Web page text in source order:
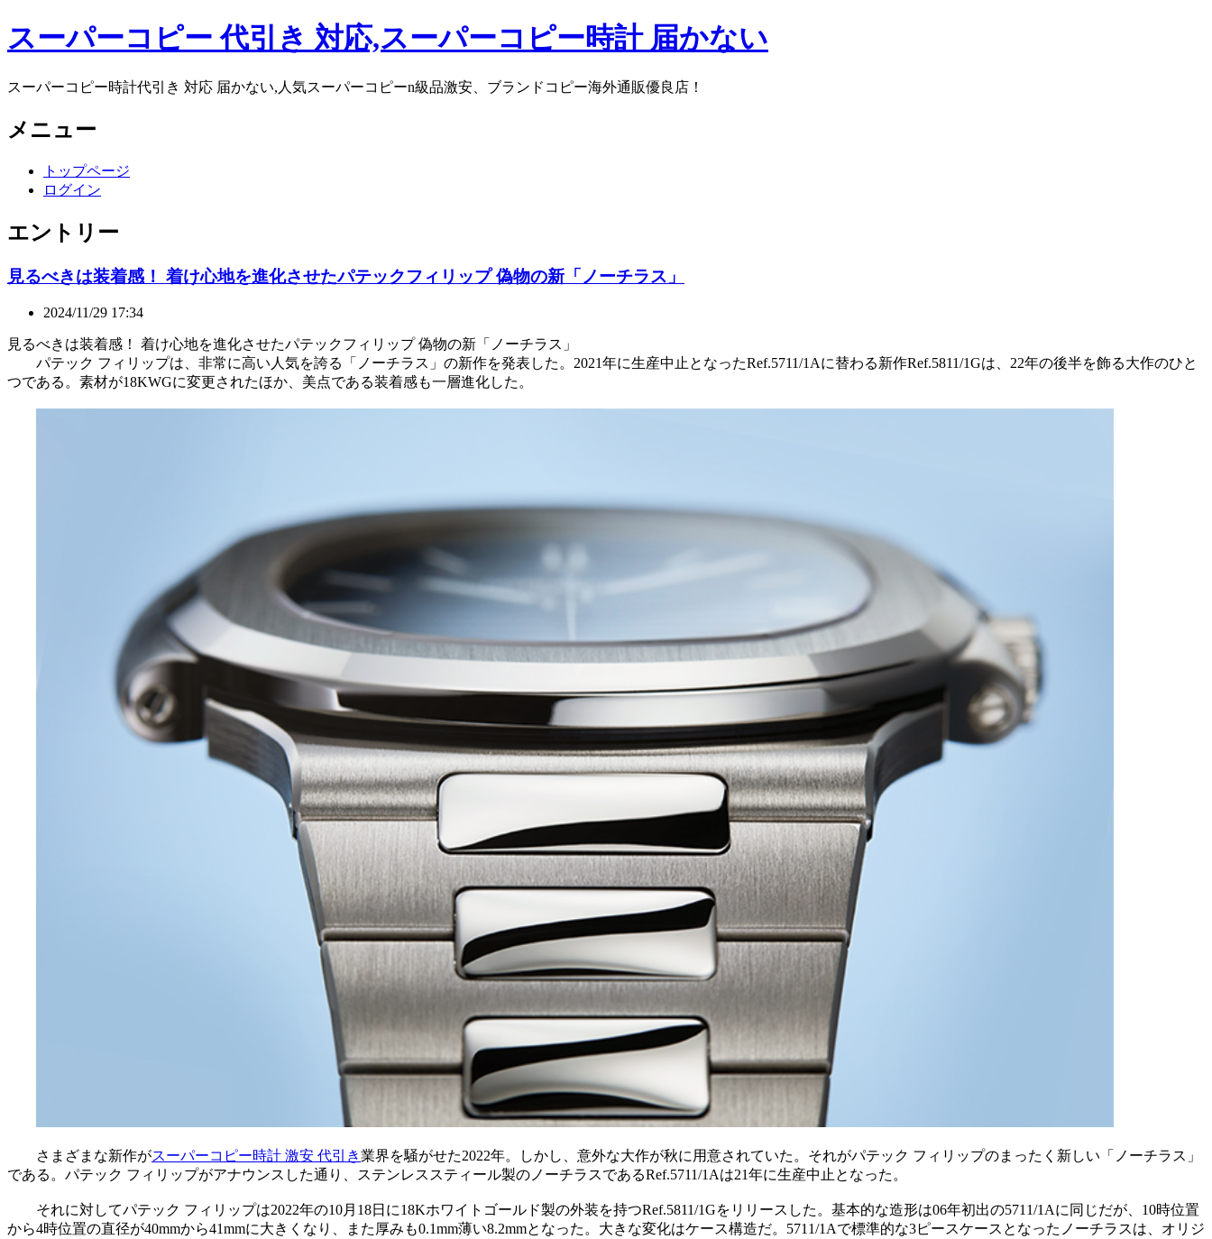
スーパーコピー 代引き 対応,スーパーコピー時計 届かない
スーパーコピー時計代引き 対応 届かない,人気スーパーコピーn級品激安、ブランドコピー海外通販優良店！
メニュー
トップページ
ログイン
エントリー
見るべきは装着感！ 着け心地を進化させたパテックフィリップ 偽物の新「ノーチラス」
2024/11/29 17:34
見るべきは装着感！ 着け心地を進化させたパテックフィリップ 偽物の新「ノーチラス」
パテック フィリップは、非常に高い人気を誇る「ノーチラス」の新作を発表した。2021年に生産中止となったRef.5711/1Aに替わる新作Ref.5811/1Gは、22年の後半を飾る大作のひと
つである。素材が18KWGに変更されたほか、美点である装着感も一層進化した。
さまざまな新作がスーパーコピー時計 激安 代引き業界を騒がせた2022年。しかし、意外な大作が秋に用意されていた。それがパテック フィリップのまったく新しい「ノーチラス」
である。パテック フィリップがアナウンスした通り、ステンレススティール製のノーチラスであるRef.5711/1Aは21年に生産中止となった。
それに対してパテック フィリップは2022年の10月18日に18Kホワイトゴールド製の外装を持つRef.5811/1Gをリリースした。基本的な造形は06年初出の5711/1Aに同じだが、10時位置
から4時位置の直径が40mmから41mmに大きくなり、また厚みも0.1mm薄い8.2mmとなった。大きな変化はケース構造だ。5711/1Aで標準的な3ピースケースとなったノーチラスは、オリジ